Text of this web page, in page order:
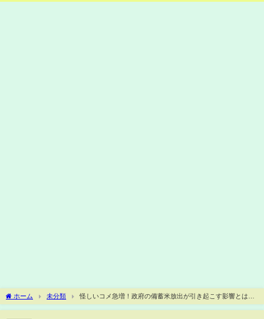
ホーム 未分類
怪しいコメ急増！政府の備蓄米放出が引き起こす影響とは？
#反応集 #経済 #怪しいコメ #政府 #備蓄米 #業者 #消費者